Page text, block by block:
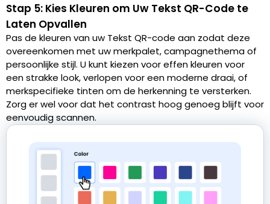
Stap 5: Kies Kleuren om Uw Tekst QR-Code te
Laten Opvallen
Pas de kleuren van uw Tekst QR-code aan zodat deze
overeenkomen met uw merkpalet, campagnethema of
persoonlijke stijl. U kunt kiezen voor effen kleuren voor
een strakke look, verlopen voor een moderne draai, of
merkspecifieke tinten om de herkenning te versterken.
Zorg er wel voor dat het contrast hoog genoeg blijft voor
eenvoudig scannen.